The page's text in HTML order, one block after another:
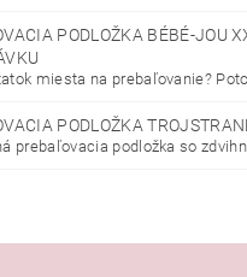
PODLOŽKA BÉBÉ-JOU
miesta na prebaľovanie?
PODLOŽKA
prebaľovacia podložka so